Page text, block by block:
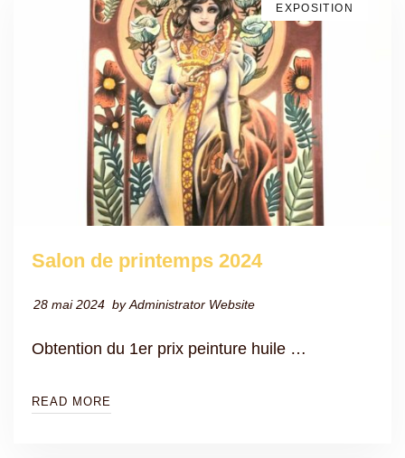
EXPOSITION
Salon de printemps 2024
28 mai 2024 byAdministrator Website
Obtention du 1er prix peinture huile …
READ MORE